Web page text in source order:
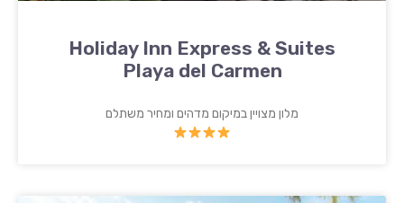
Holiday Inn Express & Suites
Playa del Carmen
מלון מצויין במיקום מדהים ומחיר משתלם